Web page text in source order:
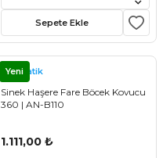
Sepete Ekle
Yeni
Kovmatik
Sinek Haşere Fare Böcek Kovucu
360 | AN-B110
1.111,00 ₺